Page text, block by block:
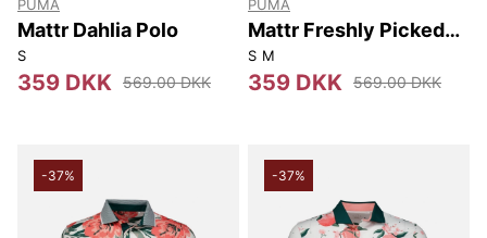
PUMA
Mattr Dahlia Polo
S
359 DKK 569.00 DKK
PUMA
Mattr Freshly Picked
Polo
S M
359 DKK 569.00 DKK
-37% -37%